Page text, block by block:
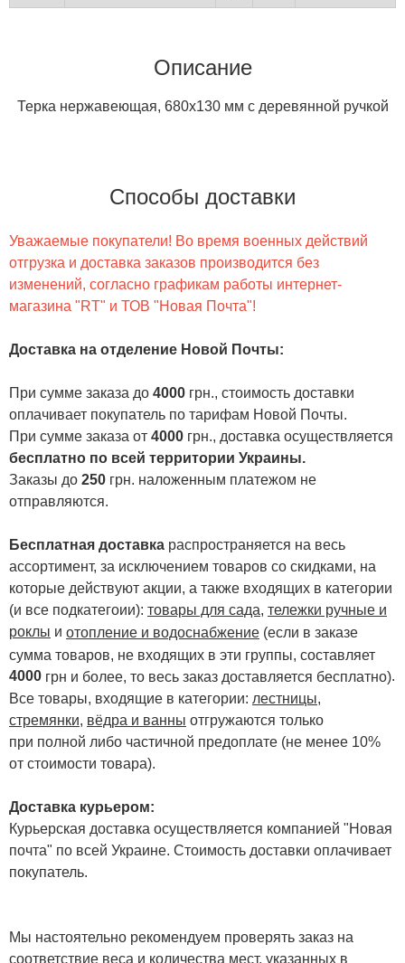
Описание
Терка нержавеющая, 680х130 мм с деревянной ручкой
Способы доставки
Уважаемые покупатели! Во время военных действий
отгрузка и доставка заказов производится без
изменений, согласно графикам работы интернет-
магазина "RT" и ТОВ "Новая Почта"!
Доставка на отделение Новой Почты:
При сумме заказа до 4000 грн., стоимость доставки
оплачивает покупатель по тарифам Новой Почты.
При сумме заказа от 4000 грн., доставка осуществляется
бесплатно по всей территории Украины.
Заказы до 250 грн. наложенным платежом не
отправляются.
Бесплатная доставка распространяется на весь
ассортимент, за исключением товаров со скидками, на
которые действуют акции, а также входящих в категории
(и все подкатегоии): товары для сада, тележки ручные и
роклы и отопление и водоснабжение (если в заказе
сумма товаров, не входящих в эти группы, составляет
4000 грн и более, то весь заказ доставляется бесплатно).
Все товары, входящие в категории: лестницы,
стремянки, вёдра и ванны отгружаются только
при полной либо частичной предоплате (не менее 10%
от стоимости товара).
Доставка курьером:
Курьерская доставка осуществляется компанией "Новая
почта" по всей Украине. Стоимость доставки оплачивает
покупатель.
Мы настоятельно рекомендуем проверять заказ на
соответствие веса и количества мест, указанных в